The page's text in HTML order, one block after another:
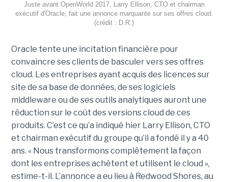
Juste avant OpenWorld 2017, Larry Ellison, CTO et chairman
exécutif d'Oracle, fait une annonce marquante sur ses offres cloud.
(crédit : D.R.)
Oracle tente une incitation financière pour
convaincre ses clients de basculer vers ses offres
cloud. Les entreprises ayant acquis des licences sur
site de sa base de données, de ses logiciels
middleware ou de ses outils analytiques auront une
réduction sur le coût des versions cloud de ces
produits. C’est ce qu’a indiqué hier Larry Ellison, CTO
et chairman exécutif du groupe qu’il a fondé il y a 40
ans. « Nous transformons complètement la façon
dont les entreprises achètent et utilisent le cloud »,
estime-t-il. L’annonce a eu lieu à Redwood Shores, au